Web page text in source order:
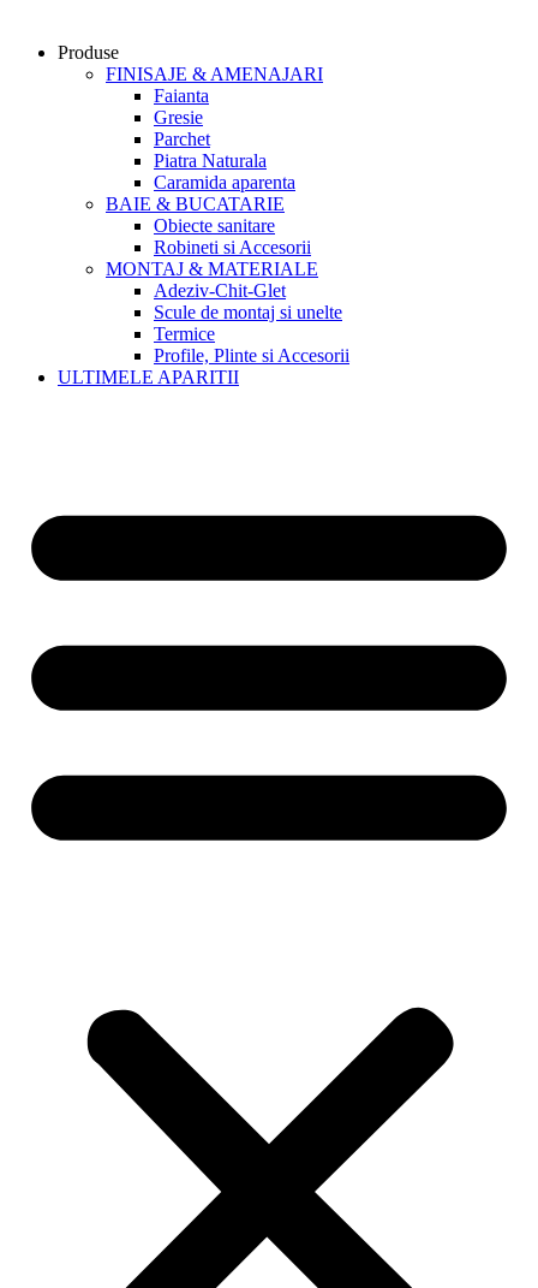
Produse
FINISAJE & AMENAJARI
Faianta
Gresie
Parchet
Piatra Naturala
Caramida aparenta
BAIE & BUCATARIE
Obiecte sanitare
Robineti si Accesorii
MONTAJ & MATERIALE
Adeziv-Chit-Glet
Scule de montaj si unelte
Termice
Profile, Plinte si Accesorii
ULTIMELE APARITII